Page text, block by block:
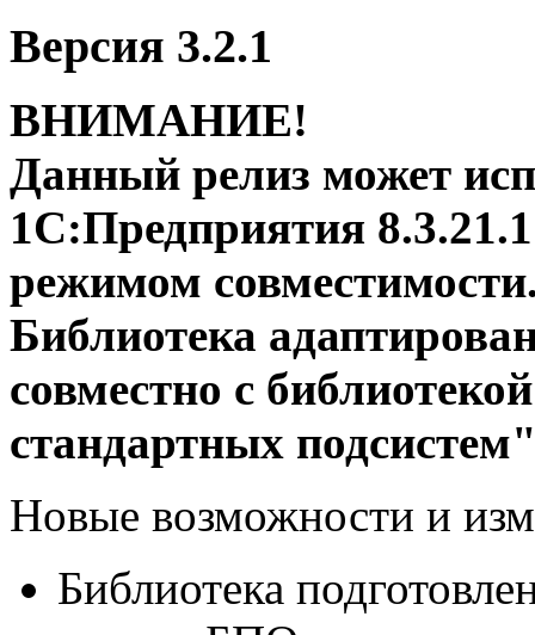
Версия 3.2.1
ВНИМАНИЕ!
Данный релиз может
1С:Предприятия
режимом
Библиотека
совместно с
стандартных
Новые возможности и
Библиотека